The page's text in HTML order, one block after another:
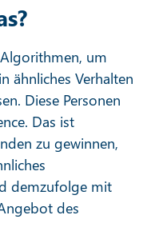
um
ähnliches Verhalten
Diese Personen
Das ist
zu gewinnen,
demzufolge mit
des